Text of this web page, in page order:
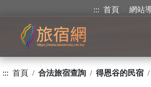
::: 首頁 網站
::: 首頁 合法旅宿查詢 得恩谷的民宿